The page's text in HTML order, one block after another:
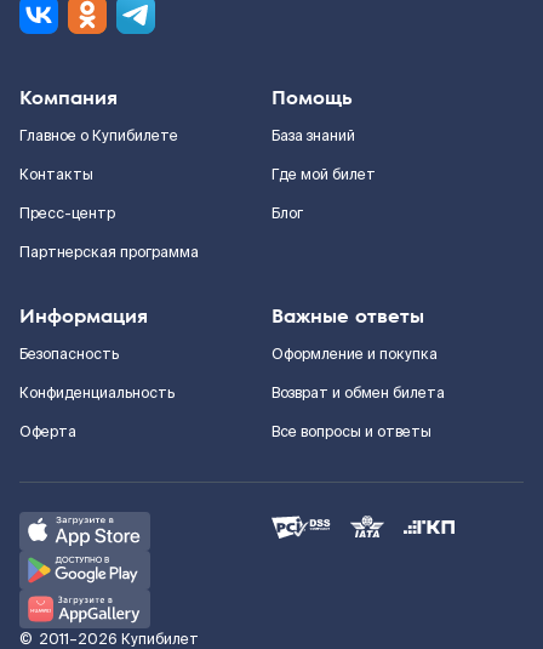
Компания
Главное о Купибилете
Контакты
Пресс-центр
Партнерская программа
Помощь
База знаний
Где мой билет
Блог
Информация
Безопасность
Конфиденциальность
Оферта
Важные ответы
Оформление и покупка
Возврат и обмен билета
Все вопросы и ответы
© 2011–2026 Купибилет